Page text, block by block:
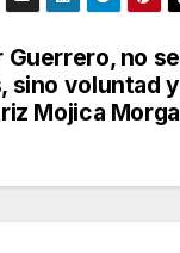
Guerrero, no se
sino voluntad y
Mojica Morga